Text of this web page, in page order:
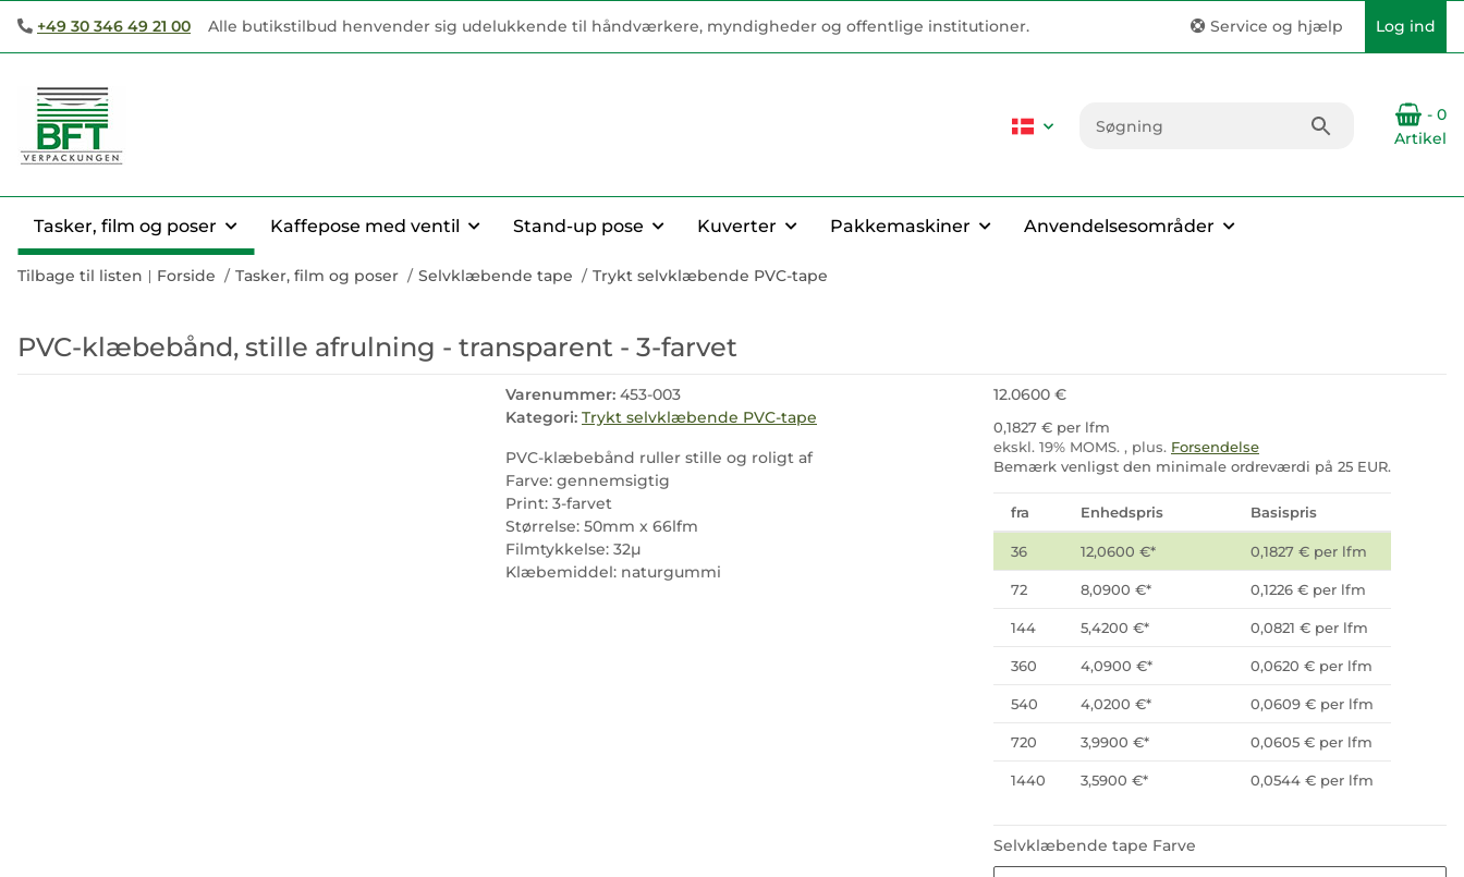
+49 30 346 49 21 00 Alle butikstilbud henvender sig udelukkende til håndværkere, myndigheder og offentlige institutioner. Service og hjælp Log ind
- 0
Artikel
Tasker, film og poser Kaffepose med ventil Stand-up pose Kuverter Pakkemaskiner Anvendelsesområder
Tilbage til listen Forside Tasker, film og poser Selvklæbende tape Trykt selvklæbende PVC-tape
PVC-klæbebånd, stille afrulning - transparent - 3-farvet
Varenummer: 453-003
Kategori: Trykt selvklæbende PVC-tape
PVC-klæbebånd ruller stille og roligt af
Farve: gennemsigtig
Print: 3-farvet
Størrelse: 50mm x 66lfm
Filmtykkelse: 32µ
Klæbemiddel: naturgummi
12.0600 €
0,1827 € per lfm
ekskl. 19% MOMS. , plus. Forsendelse
Bemærk venligst den minimale ordreværdi på 25 EUR.
fra Enhedspris Basispris
36 12,0600 €* 0,1827 € per lfm
72 8,0900 €* 0,1226 € per lfm
144 5,4200 €* 0,0821 € per lfm
360 4,0900 €* 0,0620 € per lfm
540 4,0200 €* 0,0609 € per lfm
720 3,9900 €* 0,0605 € per lfm
1440 3,5900 €* 0,0544 € per lfm
Selvklæbende tape Farve